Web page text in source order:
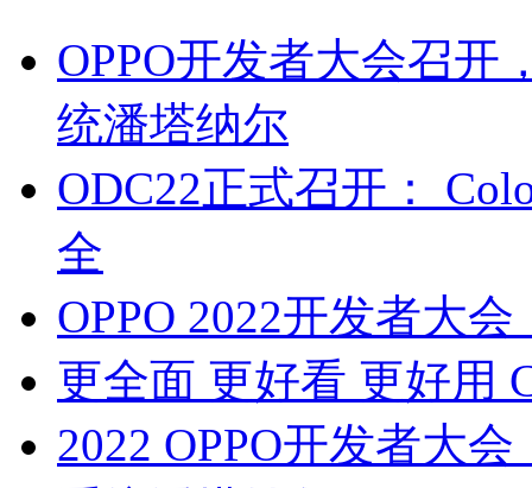
OPPO开发者大会召开
统潘塔纳尔
ODC22正式召开：
全
OPPO 2022开发者大
更全面 更好看 更好用
2022 OPPO开发者大